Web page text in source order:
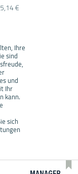
€
Ihre
sind
und
Ihr
kann.
sich